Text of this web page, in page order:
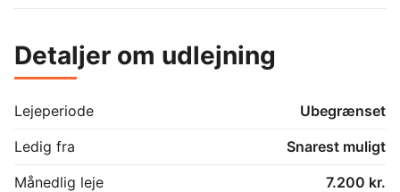
Detaljer om udlejning
Lejeperiode
Ubegrænset
Ledig fra
Snarest muligt
Månedlig leje
7.200 kr.